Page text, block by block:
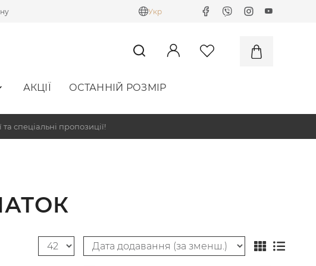
Укр
АКЦІЇ ОСТАННІЙ РОЗМІР
спеціальні пропозиції!